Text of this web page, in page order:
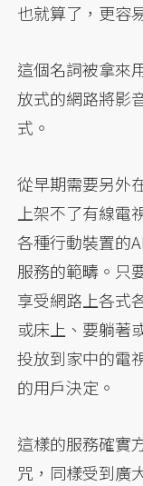
也就算了，更容
這個名詞被拿來
放式的網路將影
式。
從早期需要另外
上架不了有線電
各種行動裝置的
服務的範疇。只
享受網路上各式
或床上、要躺著
投放到家中的電
的用戶決定。
這樣的服務確實
咒，同樣受到廣